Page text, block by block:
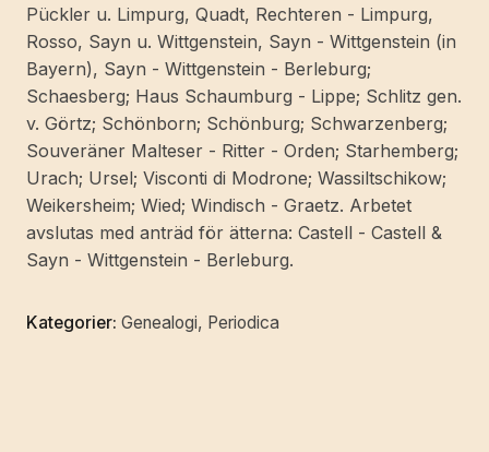
Pückler u. Limpurg, Quadt, Rechteren - Limpurg,
Rosso, Sayn u. Wittgenstein, Sayn - Wittgenstein (in
Bayern), Sayn - Wittgenstein - Berleburg;
Schaesberg; Haus Schaumburg - Lippe; Schlitz gen.
v. Görtz; Schönborn; Schönburg; Schwarzenberg;
Souveräner Malteser - Ritter - Orden; Starhemberg;
Urach; Ursel; Visconti di Modrone; Wassiltschikow;
Weikersheim; Wied; Windisch - Graetz. Arbetet
avslutas med anträd för ätterna: Castell - Castell &
Sayn - Wittgenstein - Berleburg.
Kategorier: Genealogi, Periodica